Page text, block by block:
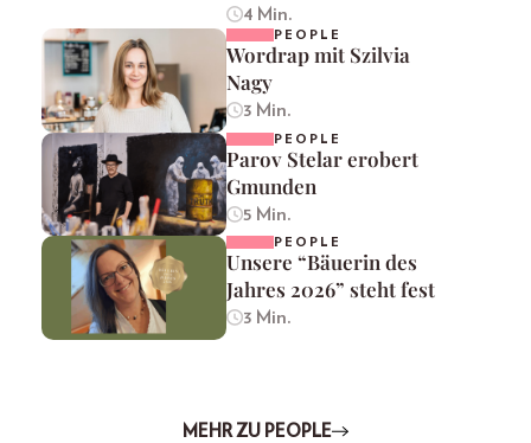
4 Min.
PEOPLE
Wordrap mit Szilvia
Nagy
3 Min.
PEOPLE
Parov Stelar erobert
Gmunden
5 Min.
PEOPLE
Unsere “Bäuerin des
Jahres 2026” steht fest
3 Min.
MEHR ZU PEOPLE